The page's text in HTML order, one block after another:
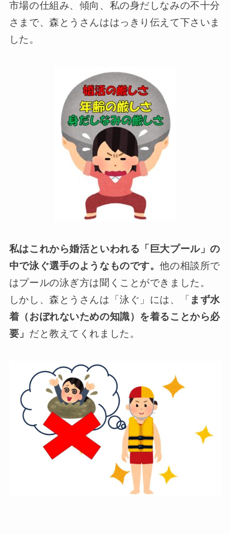
市場の仕組み、傾向、私の身だしなみの不十分
さまで、森とうさんははっきり伝えて下さいま
した。
私はこれから婚活といわれる「巨大プール」の
中で泳ぐ選手のようなものです。他の相談所で
はプールの泳ぎ方は聞くことができました。
しかし、森とうさんは「泳ぐ」には、「 まず水
着（おぼれないための知識）を着ることから必
要」 だと教えてくれました。